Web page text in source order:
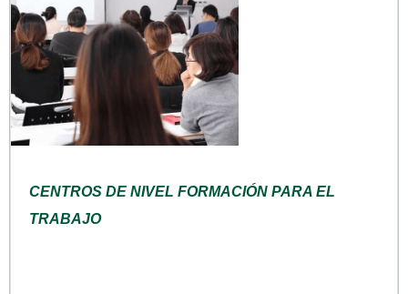
CENTROS DE NIVEL FORMACIÓN PARA EL
TRABAJO